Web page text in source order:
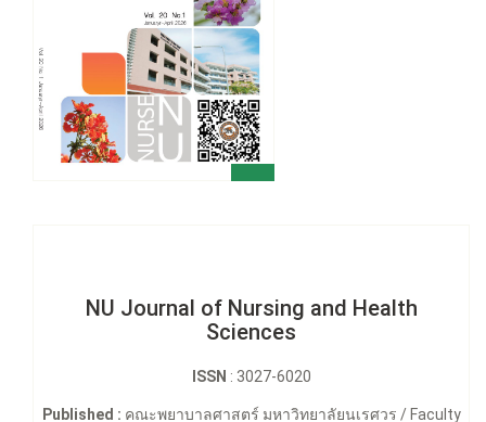
NU Journal of Nursing and Health
Sciences
ISSN : 3027-6020
Published : คณะพยาบาลศาสตร์ มหาวิทยาลัยนเรศวร / Faculty